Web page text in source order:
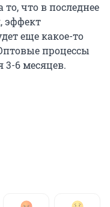
что в последнее
эффект
еще какое-то
процессы
3-6 месяцев.